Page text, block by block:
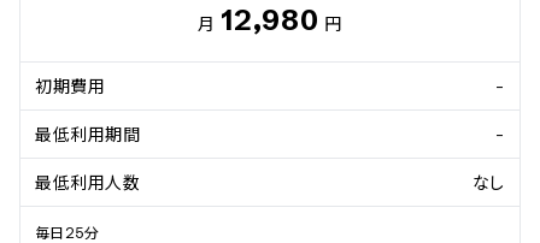
月 12,980 円
初期費用 -
最低利用期間 -
最低利用人数 なし
毎日25分